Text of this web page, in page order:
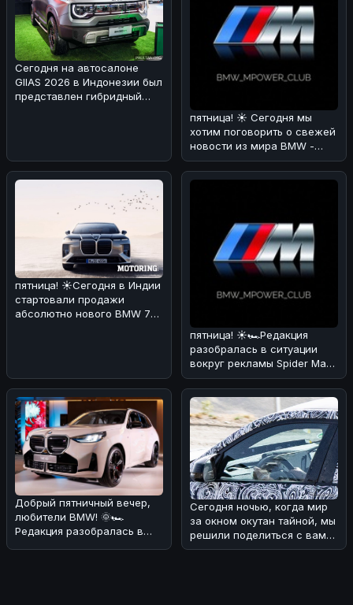
Сегодня на автосалоне
GIIAS 2026 в Индонезии был
представлен гибридный
пятница! ☀️ Сегодня мы
хотим поговорить о свежей
новости из мира BMW -
люксовом SUV X7 Individual
в
пятница! ☀️Сегодня в Индии
стартовали продажи
абсолютно нового BMW 7
пятница! ☀️🏎Редакция
разобралась в ситуации
вокруг рекламы Spider Man
через BMW iDrive.
Оказывается
Добрый пятничный вечер,
любители BMW! 🌞🏎
Редакция разобралась в
Сегодня ночью, когда мир
за окном окутан тайной, мы
решили поделиться с вами
интересной новостью из